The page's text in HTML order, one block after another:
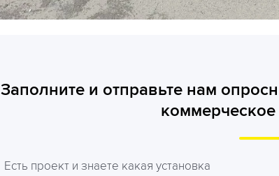
Заполните и отправьте нам
Есть проект и знаете какая установка